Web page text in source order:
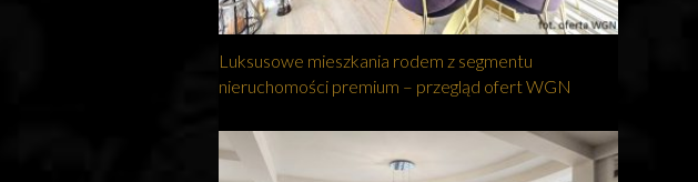
Luksusowe mieszkania rodem z segmentu
nieruchomości premium – przegląd ofert WGN